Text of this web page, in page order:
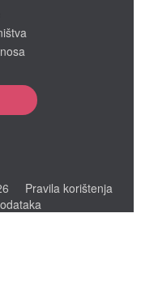
Pravila korištenja